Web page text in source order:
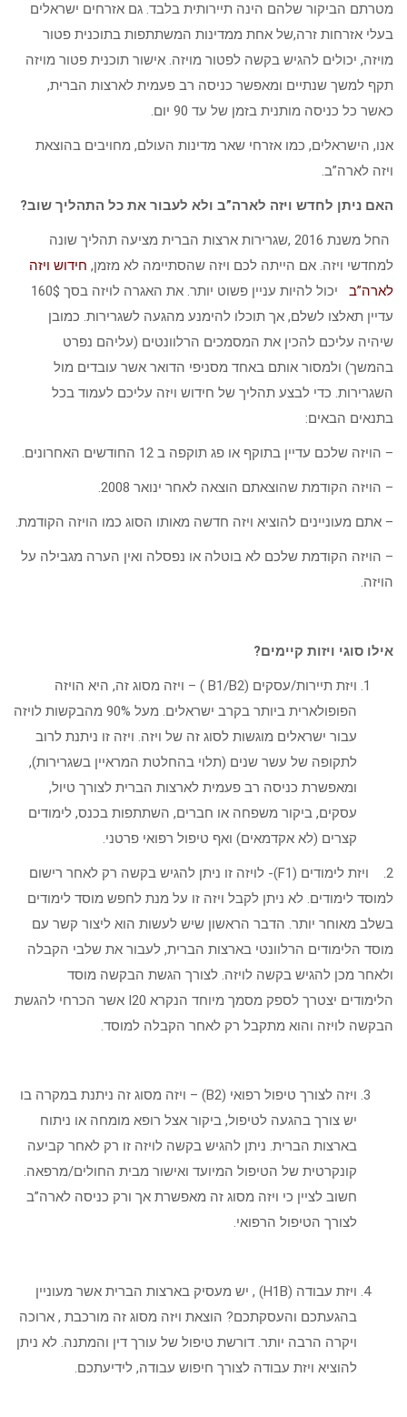
מטרתם הביקור שלהם הינה תיירותית בלבד. גם אזרחים ישראלים
בעלי אזרחות זרה,של אחת ממדינות המשתתפות בתוכנית פטור
מויזה, יכולים להגיש בקשה לפטור מויזה. אישור תוכנית פטור מויזה
תקף למשך שנתיים ומאפשר כניסה רב פעמית לארצות הברית,
כאשר כל כניסה מותנית בזמן של עד 90 יום.
אנו, הישראלים, כמו אזרחי שאר מדינות העולם, מחויבים בהוצאת
ויזה לארה”ב.
האם ניתן לחדש ויזה לארה”ב ולא לעבור את כל התהליך שוב?
החל משנת 2016 ,שגרירות ארצות הברית מציעה תהליך שונה
למחדשי ויזה. אם הייתה לכם ויזה שהסתיימה לא מזמן, חידוש ויזה
לארה”ב
יכול להיות עניין פשוט יותר. את האגרה לויזה בסך 160$
עדיין תאלצו לשלם, אך תוכלו להימנע מהגעה לשגרירות. כמובן
שיהיה עליכם להכין את המסמכים הרלוונטים (עליהם נפרט
בהמשך) ולמסור אותם באחד מסניפי הדואר אשר עובדים מול
השגרירות. כדי לבצע תהליך של חידוש ויזה עליכם לעמוד בכל
בתנאים הבאים:
– הויזה שלכם עדיין בתוקף או פג תוקפה ב 12 החודשים האחרונים.
– הויזה הקודמת שהוצאתם הוצאה לאחר ינואר 2008.
– אתם מעוניינים להוציא ויזה חדשה מאותו הסוג כמו הויזה הקודמת.
– הויזה הקודמת שלכם לא בוטלה או נפסלה ואין הערה מגבילה על
הויזה.
אילו סוגי ויזות קיימים?
ויזת תיירות/עסקים (B1/B2 ) – ויזה מסוג זה, היא הויזה
הפופולארית ביותר בקרב ישראלים. מעל 90% מהבקשות לויזה
עבור ישראלים מוגשות לסוג זה של ויזה. ויזה זו ניתנת לרוב
לתקופה של עשר שנים (תלוי בהחלטת המראיין בשגרירות),
ומאפשרת כניסה רב פעמית לארצות הברית לצורך טיול,
עסקים, ביקור משפחה או חברים, השתתפות בכנס, לימודים
קצרים (לא אקדמאים) ואף טיפול רפואי פרטני.
2. ויזת לימודים (F1)- לויזה זו ניתן להגיש בקשה רק לאחר רישום
למוסד לימודים. לא ניתן לקבל ויזה זו על מנת לחפש מוסד לימודים
בשלב מאוחר יותר. הדבר הראשון שיש לעשות הוא ליצור קשר עם
מוסד הלימודים הרלוונטי בארצות הברית, לעבור את שלבי הקבלה
ולאחר מכן להגיש בקשה לויזה. לצורך הגשת הבקשה מוסד
הלימודים יצטרך לספק מסמך מיוחד הנקרא I20 אשר הכרחי להגשת
הבקשה לויזה והוא מתקבל רק לאחר הקבלה למוסד.
ויזה לצורך טיפול רפואי (B2) – ויזה מסוג זה ניתנת במקרה בו
יש צורך בהגעה לטיפול, ביקור אצל רופא מומחה או ניתוח
בארצות הברית. ניתן להגיש בקשה לויזה זו רק לאחר קביעה
קונקרטית של הטיפול המיועד ואישור מבית החולים/מרפאה.
חשוב לציין כי ויזה מסוג זה מאפשרת אך ורק כניסה לארה”ב
לצורך הטיפול הרפואי.
ויזת עבודה (H1B) , יש מעסיק בארצות הברית אשר מעוניין
בהגעתכם והעסקתכם? הוצאת ויזה מסוג זה מורכבת , ארוכה
ויקרה הרבה יותר. דורשת טיפול של עורך דין והמתנה. לא ניתן
להוציא ויזת עבודה לצורך חיפוש עבודה, לידיעתכם.